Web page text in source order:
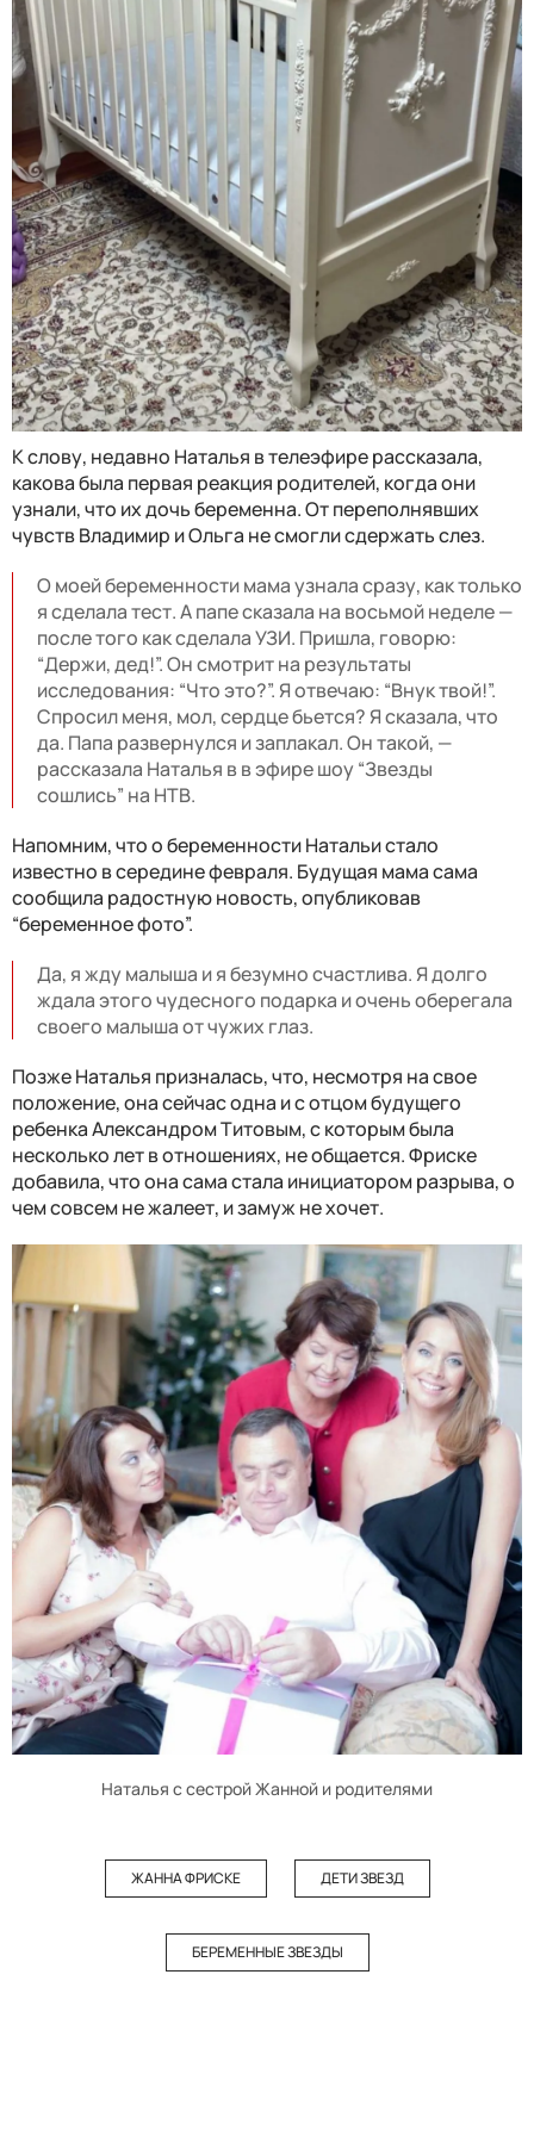
К слову, недавно Наталья в телеэфире рассказала,
какова была первая реакция родителей, когда они
узнали, что их дочь беременна. От переполнявших
чувств Владимир и Ольга не смогли сдержать слез.
О моей беременности мама узнала сразу, как только
я сделала тест. А папе сказала на восьмой неделе —
после того как сделала УЗИ. Пришла, говорю:
“Держи, дед!”. Он смотрит на результаты
исследования: “Что это?”. Я отвечаю: “Внук твой!”.
Спросил меня, мол, сердце бьется? Я сказала, что
да. Папа развернулся и заплакал. Он такой, —
рассказала Наталья в в эфире шоу “Звезды
сошлись” на НТВ.
Напомним, что о беременности Натальи стало
известно в середине февраля. Будущая мама сама
сообщила радостную новость, опубликовав
“беременное фото”.
Да, я жду малыша и я безумно счастлива. Я долго
ждала этого чудесного подарка и очень оберегала
своего малыша от чужих глаз.
Позже Наталья призналась, что, несмотря на свое
положение, она сейчас одна и с отцом будущего
ребенка Александром Титовым, с которым была
несколько лет в отношениях, не общается. Фриске
добавила, что она сама стала инициатором разрыва, о
чем совсем не жалеет, и замуж не хочет.
Наталья с сестрой Жанной и родителями
ЖАННА ФРИСКЕ ДЕТИ ЗВЕЗД
БЕРЕМЕННЫЕ ЗВЕЗДЫ